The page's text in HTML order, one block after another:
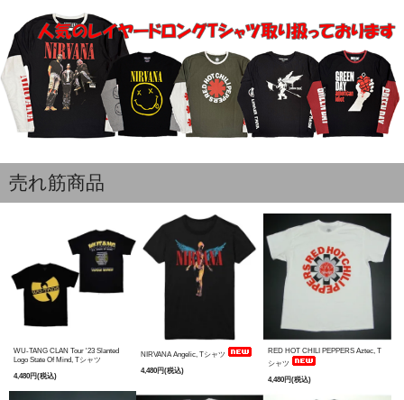
売れ筋商品
WU-TANG CLAN Tour '23 Slanted
Logo State Of Mind, Tシャツ
4,480円(税込)
NIRVANA Angelic, Tシャツ
4,480円(税込)
RED HOT CHILI PEPPERS Aztec, T
シャツ
4,480円(税込)